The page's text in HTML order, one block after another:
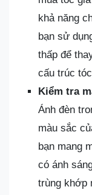
khả năng
bạn sử
thấp để
cấu trúc
Kiểm tra
Ánh đèn
màu sắc
bạn mang
có ánh
trùng khớp